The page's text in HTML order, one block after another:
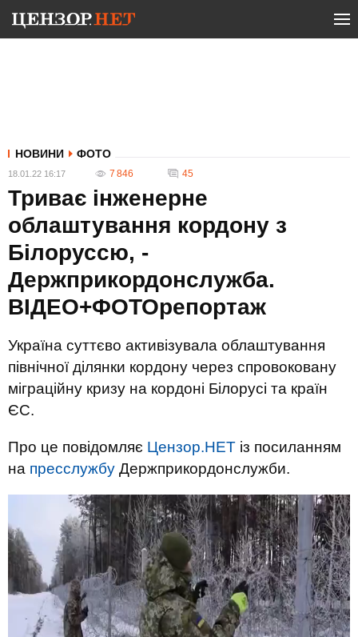
НОВИНИ ФОТО
18.01.22 16:17 7 846 45
Триває інженерне
облаштування кордону з
Білоруссю, -
Держприкордонслужба.
ВІДЕО+ФОТОрепортаж
Україна суттєво активізувала облаштування
північної ділянки кордону через спровоковану
міграційну кризу на кордоні Білорусі та країн
ЄС.
Про це повідомляє Цензор.НЕТ із посиланням
на пресслужбу Держприкордонслужби.